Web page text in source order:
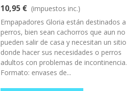
10,95 € (impuestos inc.)
Empapadores Gloria están destinados a
perros, bien sean cachorros que aun no
pueden salir de casa y necesitan un sitio
donde hacer sus necesidades o perros
adultos con problemas de incontinencia.
Formato: envases de...